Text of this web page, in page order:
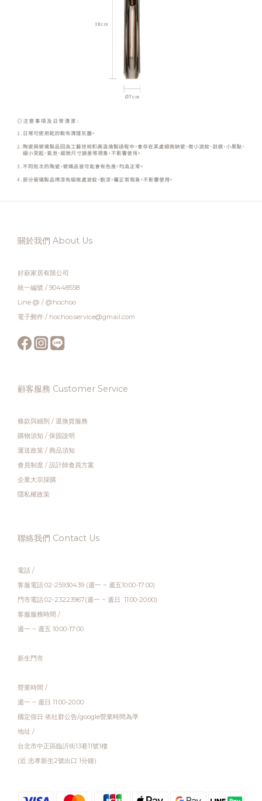
關於我們 About Us
好萩家居有限公司
統一編號 / 90448558
Line @ / @hochoo
電子郵件 / hochoo.service@gmail.com
顧客服務 Customer Service
條款與細則 / 退換貨服務
購物須知 / 保固說明
運送政策 / 商品須知
會員制度 / 設計師會員方案
企業大宗採購
隱私權政策
聯絡我們 Contact Us
電話 /
客服電話:02-25930439 (週一 ~ 週五10:00-17:00)
門市電話:02-23223967(週一 ~ 週日 11:00-20:00)
客服服務時間 /
週一 ~ 週五 10:00-17:00
新生門市
營業時間 /
週一 ~ 週日 11:00-20:00
國定假日 依社群公告/google營業時間為準
地址 /
台北市中正區臨沂街13巷11號1樓
(近 忠孝新生2號出口 1分鐘)